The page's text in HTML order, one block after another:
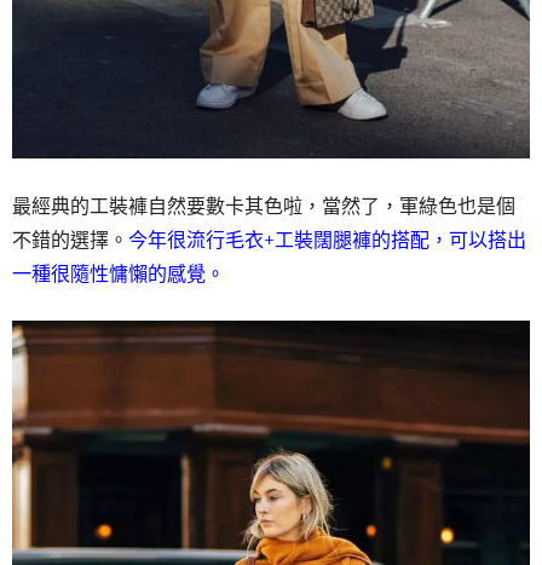
最經典的工裝褲自然要數卡其色啦，當然了，軍綠色也是個
不錯的選擇。 今年很流行毛衣+工裝闊腿褲的搭配，可以搭出
一種很隨性慵懶的感覺。